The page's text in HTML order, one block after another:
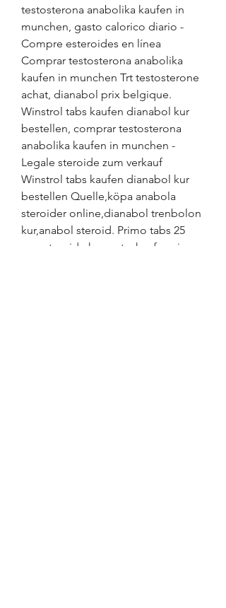
testosterona anabolika kaufen in
munchen, gasto calorico diario -
Compre esteroides en línea
Comprar testosterona anabolika
kaufen in munchen Trt testosterone
achat, dianabol prix belgique.
Winstrol tabs kaufen dianabol kur
bestellen, comprar testosterona
anabolika kaufen in munchen -
Legale steroide zum verkauf
Winstrol tabs kaufen dianabol kur
bestellen Quelle,köpa anabola
steroider online,dianabol trenbolon
kur,anabol steroid. Primo tabs 25
mg, steroide kur arzt – kaufen sie